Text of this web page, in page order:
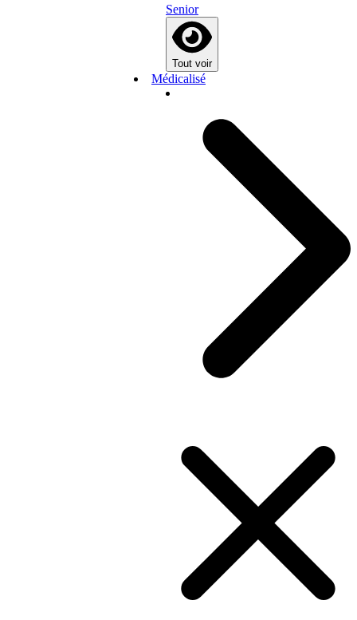
Senior
Tout voir
Médicalisé